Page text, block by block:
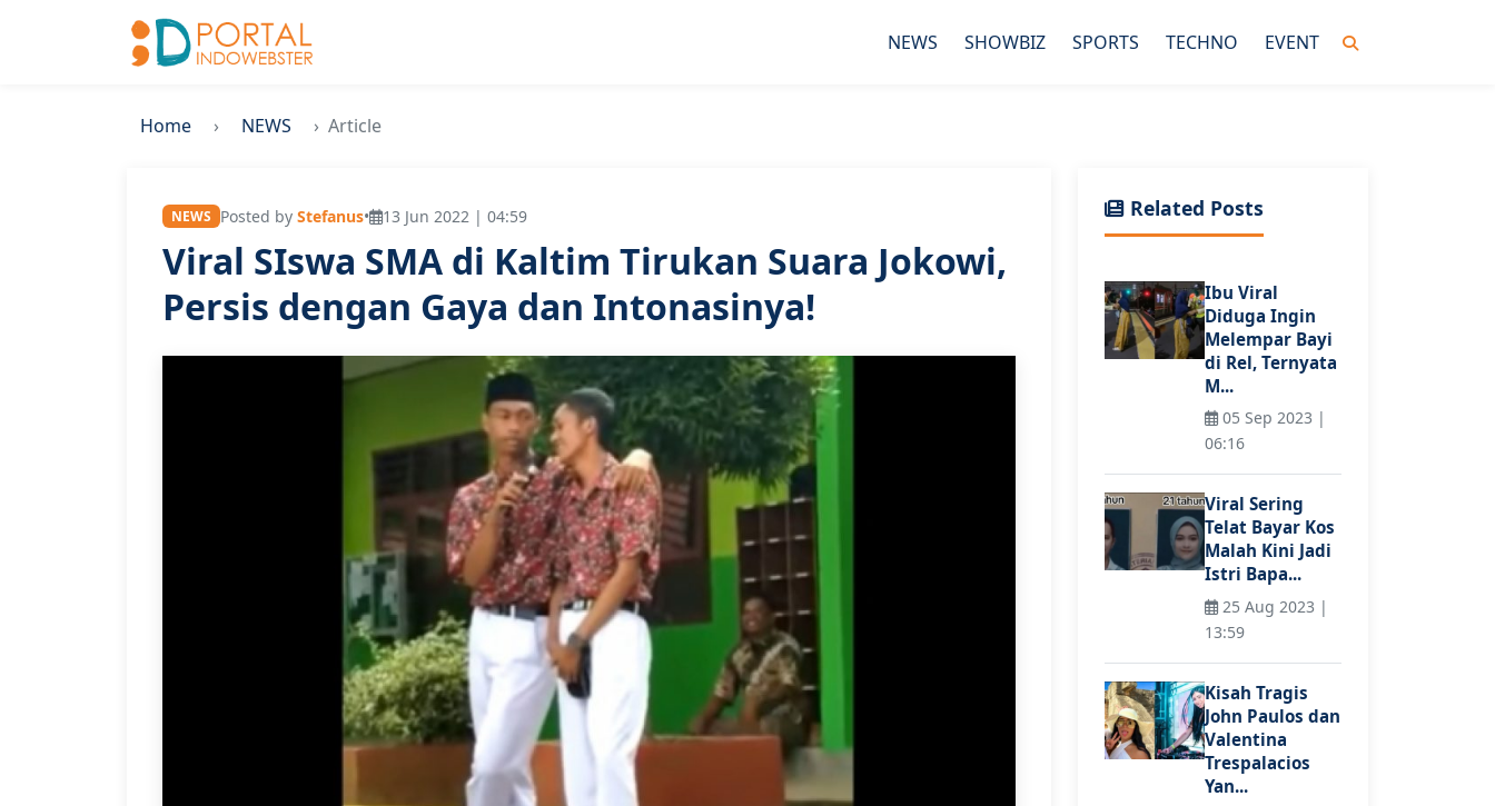
NEWS SHOWBIZ SPORTS TECHNO EVENT
Home NEWS Article
NEWS Posted by Stefanus• 13 Jun 2022 | 04:59
Viral SIswa SMA di Kaltim Tirukan Suara Jokowi,
Persis dengan Gaya dan Intonasinya!
Related Posts
Ibu Viral
Diduga Ingin
Melempar Bayi
di Rel, Ternyata
M...
05 Sep 2023 |
06:16
Viral Sering
Telat Bayar Kos
Malah Kini Jadi
Istri Bapa...
25 Aug 2023 |
13:59
Kisah Tragis
John Paulos dan
Valentina
Trespalacios
Yan...